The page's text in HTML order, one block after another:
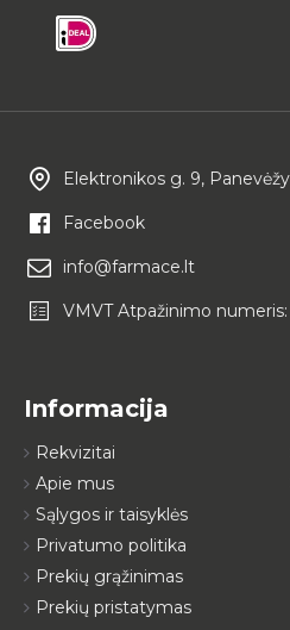
Elektronikos g. 9,
Facebook
info@farmace.lt
VMVT Atpažinimo
Informacija
Rekvizitai
Apie mus
Sąlygos ir taisyklės
Privatumo politika
Prekių grąžinimas
Prekių pristatymas